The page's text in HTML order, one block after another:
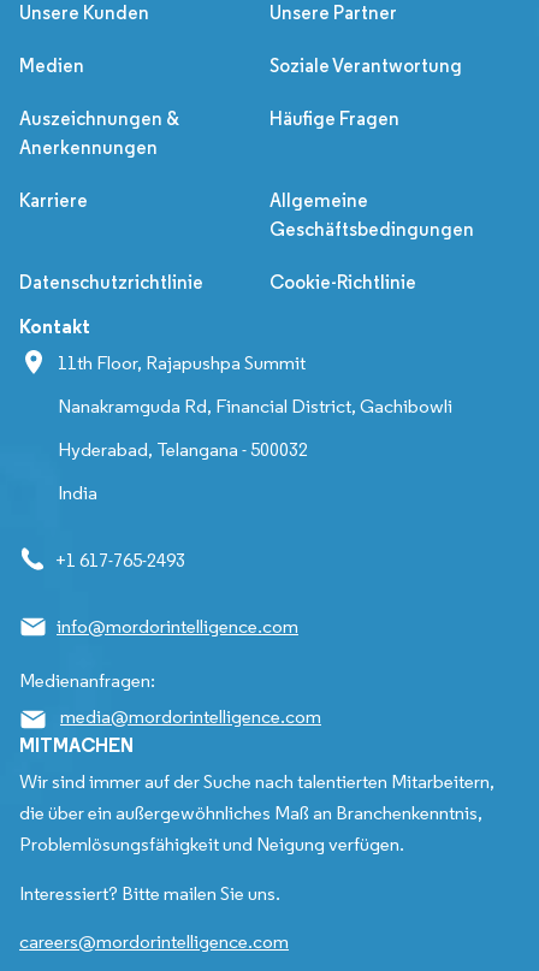
Unsere Kunden Unsere Partner
Medien Soziale Verantwortung
Auszeichnungen &
Anerkennungen
Häufige Fragen
Karriere
Allgemeine
Geschäftsbedingungen
Datenschutzrichtlinie Cookie-Richtlinie
Kontakt
11th Floor, Rajapushpa Summit
Nanakramguda Rd, Financial District, Gachibowli
Hyderabad, Telangana - 500032
India
+1 617-765-2493
info@mordorintelligence.com
Medienanfragen:
media@mordorintelligence.com
MITMACHEN
Wir sind immer auf der Suche nach talentierten Mitarbeitern,
die über ein außergewöhnliches Maß an Branchenkenntnis,
Problemlösungsfähigkeit und Neigung verfügen.
Interessiert? Bitte mailen Sie uns.
careers@mordorintelligence.com